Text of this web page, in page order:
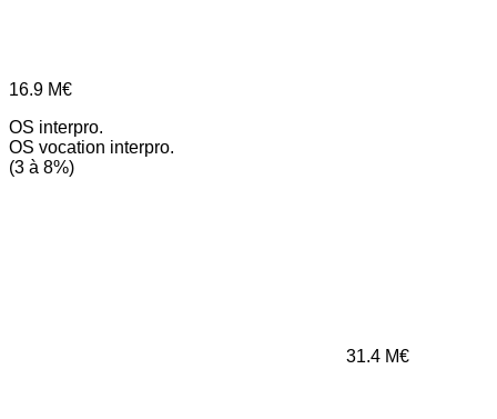
16.9 M€
OS interpro.
OS vocation interpro.
(3 à 8%)
31.4 M€